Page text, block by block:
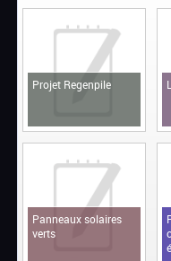
Projet Regenpile
Panneaux solaires
verts